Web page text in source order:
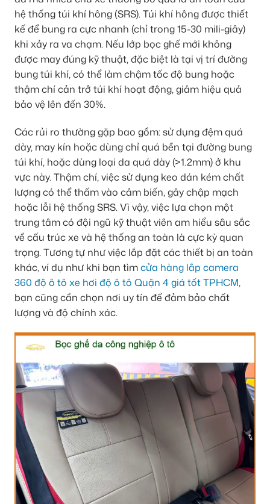
hệ thống túi khí hông (SRS). Túi khí hông được thiết
kế để bung ra cực nhanh (chỉ trong 15-30 mili-giây)
khi xảy ra va chạm. Nếu lớp bọc ghế mới không
được may đúng kỹ thuật, đặc biệt là tại vị trí đường
bung túi khí, có thể làm chậm tốc độ bung hoặc
thậm chí cản trở túi khí hoạt động, giảm hiệu quả
bảo vệ lên đến 30%.
Các rủi ro thường gặp bao gồm: sử dụng đệm quá
dày, may kín hoặc dùng chỉ quá bền tại đường bung
túi khí, hoặc dùng loại da quá dày (>1.2mm) ở khu
vực này. Thậm chí, việc sử dụng keo dán kém chất
lượng có thể thấm vào cảm biến, gây chập mạch
hoặc lỗi hệ thống SRS. Vì vậy, việc lựa chọn một
trung tâm có đội ngũ kỹ thuật viên am hiểu sâu sắc
về cấu trúc xe và hệ thống an toàn là cực kỳ quan
trọng. Tương tự như việc lắp đặt các thiết bị an toàn
khác, ví dụ như khi bạn tìmcửa hàng lắp camera
360 độ ô tô xe hơi độ ô tô Quận 4 giá tốt TPHCM,
bạn cũng cần chọn nơi uy tín để đảm bảo chất
lượng và độ chính xác.